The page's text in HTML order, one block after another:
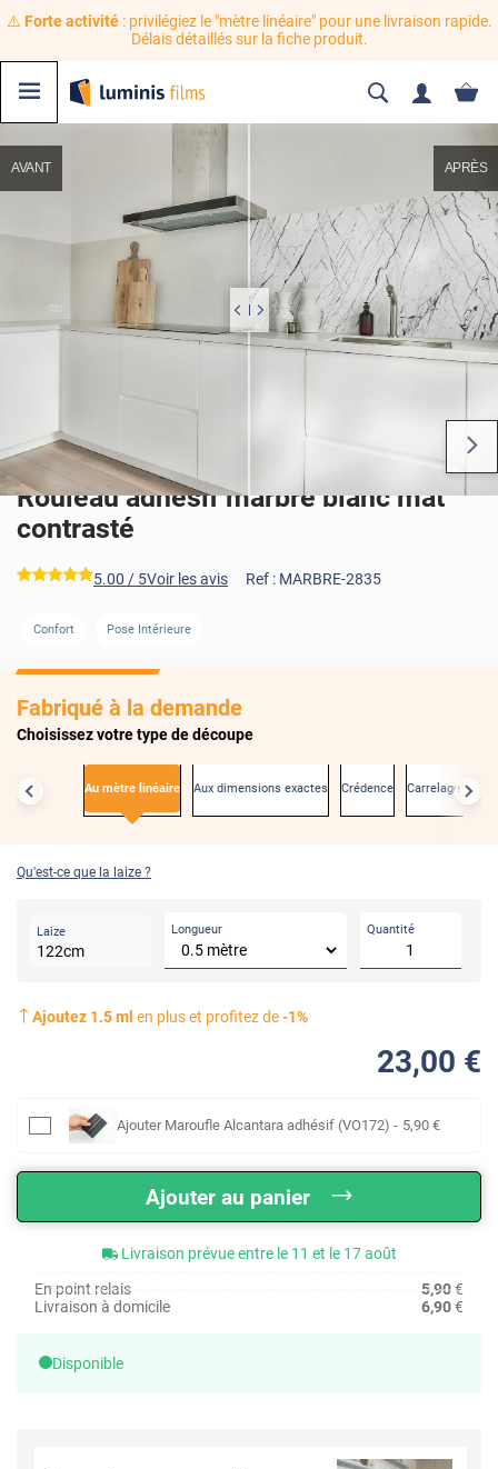
⚠️ Forte activité: privilégiez le "mètre linéaire" pour une livraison rapide.
Délais détaillés sur la fiche produit.
AVANT APRÈS
Rouleau adhésif marbre blanc mat
contrasté
*****
5.00 / 5Voir les avis Ref : MARBRE-2835
Confort Pose Intérieure
Fabriqué à la demande
Choisissez votre type de découpe
Au mètre linéaire Aux dimensions exactes Crédence Carrelage mural
Qu'est-ce que la laize ?
Laize
122cm
Longueur Quantité
Ajoutez 1.5ml en plus et profitez de-1%
23,00 €
Ajouter Maroufle Alcantara adhésif (VO172) - 5,90 €
Ajouter au panier
Livraison prévue entre le 11 et le 17 août
En point relais
5,90€
Livraison à domicile
6,90€
Disponible